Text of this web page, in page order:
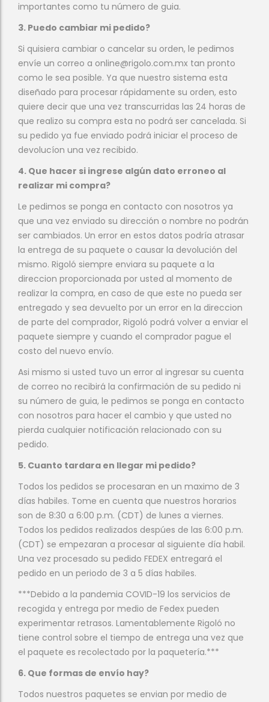
importantes como tu número de guia.
3. Puedo cambiar mi pedido?
Si quisiera cambiar o cancelar su orden, le pedimos
envíe un correo a online@rigolo.com.mx tan pronto
como le sea posible. Ya que nuestro sistema esta
diseñado para procesar rápidamente su orden, esto
quiere decir que una vez transcurridas las 24 horas de
que realizo su compra esta no podrá ser cancelada. Si
su pedido ya fue enviado podrá iniciar el proceso de
devolucíon una vez recibido.
4. Que hacer si ingrese algún dato erroneo al
realizar mi compra?
Le pedimos se ponga en contacto con nosotros ya
que una vez enviado su dirección o nombre no podrán
ser cambiados. Un error en estos datos podría atrasar
la entrega de su paquete o causar la devolución del
mismo. Rigoló siempre enviara su paquete a la
direccion proporcionada por usted al momento de
realizar la compra, en caso de que este no pueda ser
entregado y sea devuelto por un error en la direccion
de parte del comprador, Rigoló podrá volver a enviar el
paquete siempre y cuando el comprador pague el
costo del nuevo envío.
Asi mismo si usted tuvo un error al ingresar su cuenta
de correo no recibirá la confirmación de su pedido ni
su número de guia, le pedimos se ponga en contacto
con nosotros para hacer el cambio y que usted no
pierda cualquier notificación relacionado con su
pedido.
5. Cuanto tardara en llegar mi pedido?
Todos los pedidos se procesaran en un maximo de 3
días habiles. Tome en cuenta que nuestros horarios
son de 8:30 a 6:00 p.m. (CDT) de lunes a viernes.
Todos los pedidos realizados despúes de las 6:00 p.m.
(CDT) se empezaran a procesar al siguiente día habil.
Una vez procesado su pedido FEDEX entregará el
pedido en un periodo de 3 a 5 días habiles.
***Debido a la pandemia COVID-19 los servicios de
recogida y entrega por medio de Fedex pueden
experimentar retrasos. Lamentablemente Rigoló no
tiene control sobre el tiempo de entrega una vez que
el paquete es recolectado por la paquetería.***
6. Que formas de envío hay?
Todos nuestros paquetes se envian por medio de